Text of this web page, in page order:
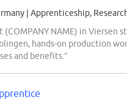
| Apprenticeship,
(COMPANY NAME) in Viersen
hands-on production
and benefits.”